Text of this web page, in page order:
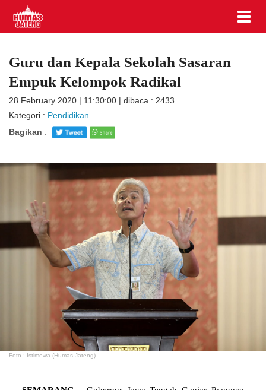
Guru dan Kepala Sekolah Sasaran
Empuk Kelompok Radikal
28 February 2020 | 11:30:00 | dibaca : 2433
Kategori : Pendidikan
Bagikan :
Foto : Istimewa (Humas Jateng)